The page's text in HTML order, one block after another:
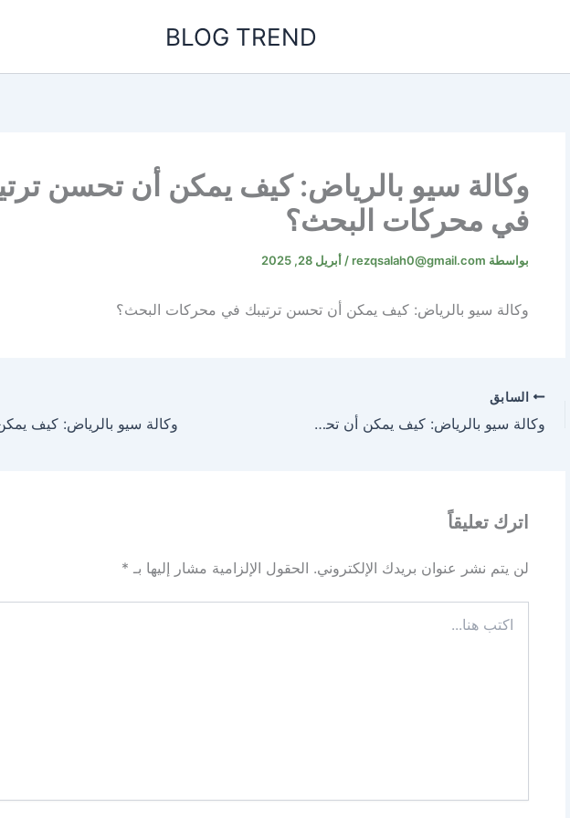
BLOG TREND
وكالة سيو بالرياض: كيف يمكن أن تحسن
في محركات البحث؟
بواسطة rezqsalah0@gmail.com
/ أبريل 28, 2025
وكالة سيو بالرياض: كيف يمكن أن تحسن ترتيبك في محركات البحث؟
السابق
وكالة سيو بالرياض: كيف يمكن أن تحسن ترتيبك في محركات البحث؟
اترك تعليقاً
لن يتم نشر عنوان بريدك الإلكتروني. الحقول الإلزامية مشار إليها بـ *
هنا...